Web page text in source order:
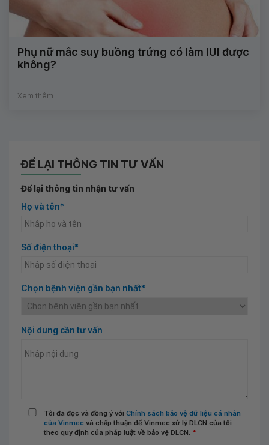
Phụ nữ mắc suy buồng trứng có làm IUI được
không?
Xem thêm
ĐỂ LẠI THÔNG TIN TƯ VẤN
Để lại thông tin nhận tư vấn
Họ và tên*
Số điện thoại*
Chọn bệnh viện gần bạn nhất*
Nội dung cần tư vấn
Tôi đã đọc và đồng ý với Chính sách bảo vệ dữ liệu cá nhân
của Vinmec và chấp thuận để Vinmec xử lý DLCN của tôi
theo quy định của pháp luật về bảo vệ DLCN. *